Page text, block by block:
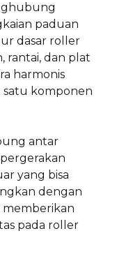
paduan
dasar roller
rantai, dan plat
harmonis
komponen
antar
yang bisa
dengan
pada roller